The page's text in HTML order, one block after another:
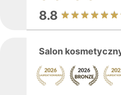
8.8
Salon